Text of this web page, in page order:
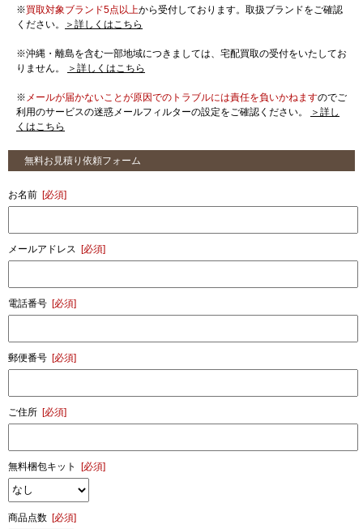
※買取対象ブランド5点以上から受付しております。取扱ブランドをご確認
ください。
＞詳しくはこちら
※沖縄・離島を含む一部地域につきましては、宅配買取の受付をいたしてお
りません。
＞詳しくはこちら
※ メールが届かないことが原因でのトラブルには責任を負いかねますのでご
利用のサービスの迷惑メールフィルターの設定をご確認ください。
＞詳し
くはこちら
無料お見積り依頼フォーム
お名前 [必須]
メールアドレス [必須]
電話番号 [必須]
郵便番号 [必須]
ご住所 [必須]
無料梱包キット [必須]
商品点数 [必須]